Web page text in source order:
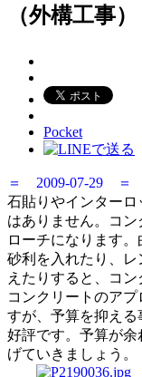
（外構工事）
Pocket
＝ 2009-07-29 ＝
石貼りやインター
はありません。コ
ローチになります
砂利を入れたり、
えたりすると、コ
コンクリートのア
すが、予算を抑え
好評です。予算が
げていきましょう。